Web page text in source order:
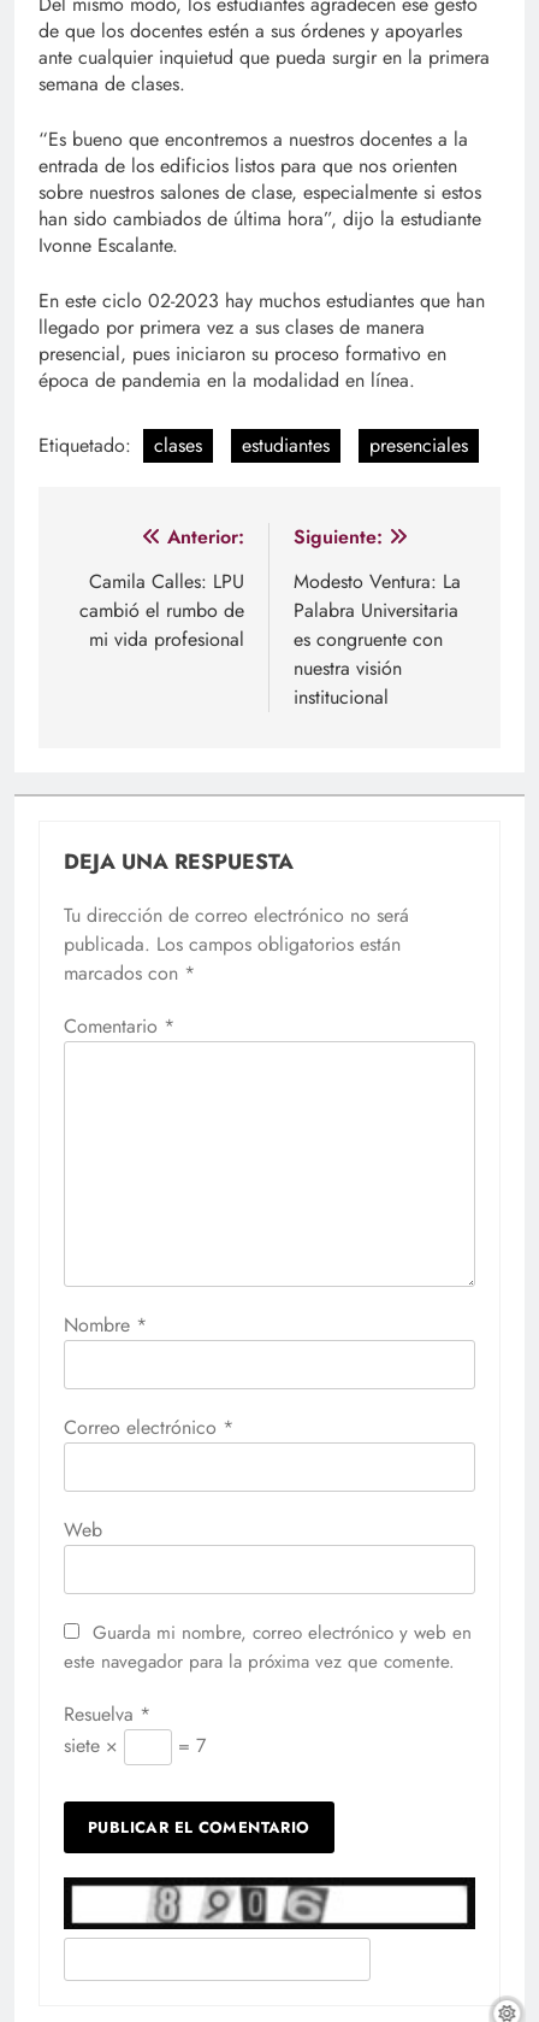
de que los docentes estén a sus órdenes y apoyarles
ante cualquier inquietud que pueda surgir en la primera
semana de clases.
“Es bueno que encontremos a nuestros docentes a la
entrada de los edificios listos para que nos orienten
sobre nuestros salones de clase, especialmente si estos
han sido cambiados de última hora”, dijo la estudiante
Ivonne Escalante.
En este ciclo 02-2023 hay muchos estudiantes que han
llegado por primera vez a sus clases de manera
presencial, pues iniciaron su proceso formativo en
época de pandemia en la modalidad en línea.
Etiquetado: clases estudiantes presenciales
Navegación
de
entradas
Anterior:
Camila Calles: LPU
cambió el rumbo de
mi vida profesional
Siguiente:
Modesto Ventura: La
Palabra Universitaria
es congruente con
nuestra visión
institucional
DEJA UNA RESPUESTA
Tu dirección de correo electrónico no será
publicada. Los campos obligatorios están
marcados con *
Comentario *
Nombre *
Correo electrónico *
Web
Guarda mi nombre, correo electrónico y web en
este navegador para la próxima vez que comente.
Resuelva *
siete ×
= 7